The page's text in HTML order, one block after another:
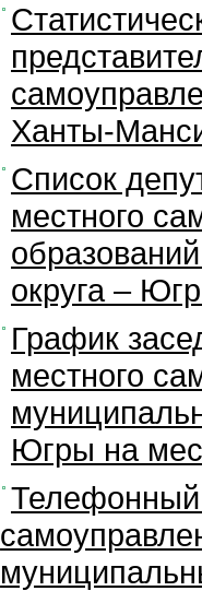
Ханты-
Список
местного
округа –
График
местного
Югры на
Телефонный